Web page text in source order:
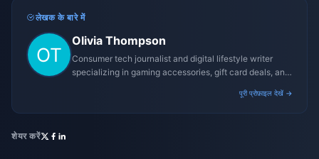
लेखक के बारे में
Olivia Thompson
Consumer tech journalist and digital lifestyle writer
specializing in gaming accessories, gift card deals, and
पूरी प्रोफ़ाइल देखें →
शेयर करें